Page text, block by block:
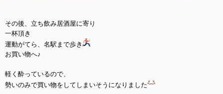
その後、立ち飲み居酒屋に寄り
一杯頂き
運動がてら、名駅まで歩き
お買い物へ♪
軽く酔っているので、
勢いのみで買い物をしてしまいそうになりました